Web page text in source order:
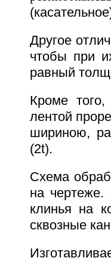
Другое
чтобы при
равный
Кроме
лентой
шириною,
(2t).
Схема
на
клинья на
сквозные